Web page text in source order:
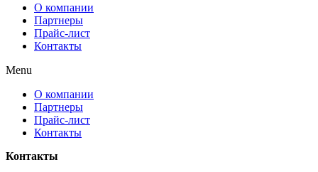
О компании
Партнеры
Прайс-лист
Контакты
Menu
О компании
Партнеры
Прайс-лист
Контакты
Контакты